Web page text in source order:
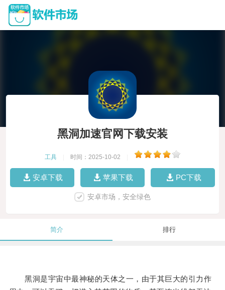
黑洞加速官网下载安装
工具 时间：2025-10-02
安卓下载 苹果下载 PC下载
安卓市场，安全绿色
简介 排行
黑洞是宇宙中最神秘的天体之一，由于其巨大的引力作